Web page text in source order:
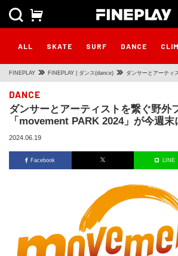
ALL SKATE SURF DANCE
FINEPLAY FINEPLAY | ダンス(dance) ダンサーとアーティ
DANCE
ダンサーとアーティストを繋ぐ野外
「movement PARK 2024」が今週末
2024.06.19
Facebook LINE